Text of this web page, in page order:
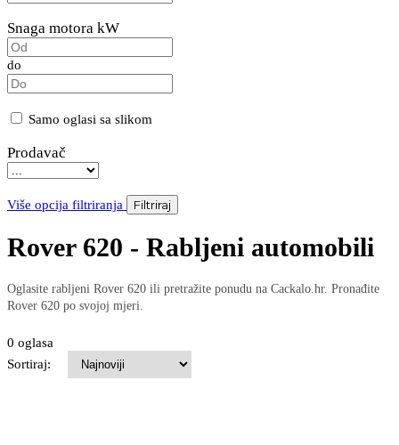
Snaga motora kW
do
Samo oglasi sa slikom
Prodavač
Više opcija filtriranja Filtriraj
Rover 620 - Rabljeni automobili
Oglasite rabljeni Rover 620 ili pretražite ponudu na Cackalo.hr. Pronađite
Rover 620 po svojoj mjeri.
0 oglasa
Sortiraj: